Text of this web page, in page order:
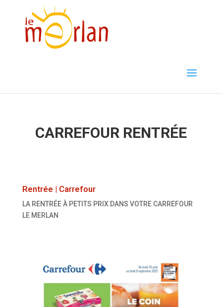
CARREFOUR RENTRÉE
Rentrée | Carrefour
LA RENTRÉE À PETITS PRIX DANS VOTRE CARREFOUR
LE MERLAN